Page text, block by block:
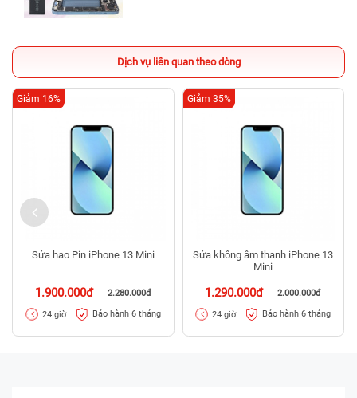
Dịch vụ liên quan theo dòng
Sửa hao Pin iPhone 13 Mini
1.900.000đ 2.280.000đ
Giảm 16%
24 giờ Bảo hành 6 tháng
Sửa không âm thanh iPhone 13
Mini
1.290.000đ 2.000.000đ
Giảm 35%
24 giờ Bảo hành 6 tháng